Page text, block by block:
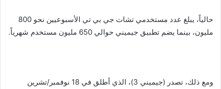
حالياً، يبلغ عدد مستخدمي تشات جي بي تي الأسبوعيين نحو 800
مليون، بينما يضم تطبيق جيميني حوالي 650 مليون مستخدم شهرياً.
ومع ذلك، تصدر (جيميني 3)، الذي أطلق في 18 نوفمبر/تشرين